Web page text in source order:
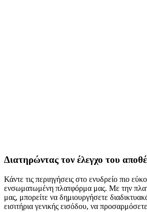
Διατηρώντας τον έλεγχο του
Κάντε τις περιηγήσεις στο ενυδρείο πιο
ενσωματωμένη πλατφόρμα μας. Με την
μας, μπορείτε να δημιουργήσετε
εισιτήρια γενικής εισόδου, να